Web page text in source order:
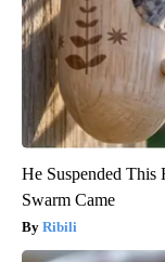
He Suspended
Swarm Came
Ribili